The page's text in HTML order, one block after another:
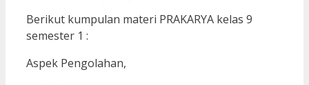
Berikut kumpulan materi PRAKARYA kelas 9
semester 1 :
Aspek Pengolahan,